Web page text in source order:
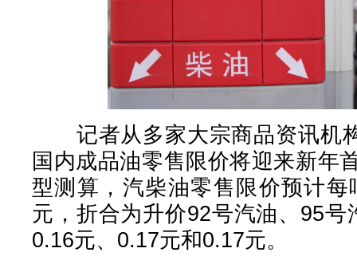
记者从多家大宗商品资讯机
国内成品油零售限价将迎来新年
型测算，汽柴油零售限价预计
元，折合为升价92号汽油、95
0.16元、0.17元和0.17元。